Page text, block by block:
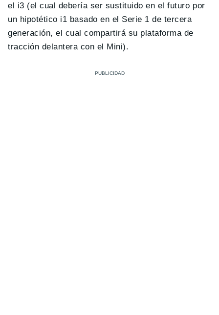
el i3 (el cual debería ser sustituido en el futuro por
un hipotético i1 basado en el Serie 1 de tercera
generación, el cual compartirá su plataforma de
tracción delantera con el Mini).